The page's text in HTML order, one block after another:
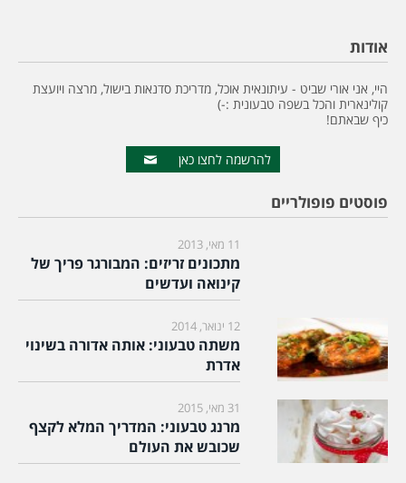
אודות
היי, אני אורי שביט - עיתונאית אוכל, מדריכת סדנאות בישול, מרצה ויועצת
קולינארית והכל בשפה טבעונית :-)
כיף שבאתם!
להרשמה לחצו כאן
פוסטים פופולריים
11 מאי, 2013
מתכונים זריזים: המבורגר פריך של
קינואה ועדשים
12 ינואר, 2014
משתה טבעוני: אותה אדורה בשינוי
אדרת
31 מאי, 2015
מרנג טבעוני: המדריך המלא לקצף
שכובש את העולם